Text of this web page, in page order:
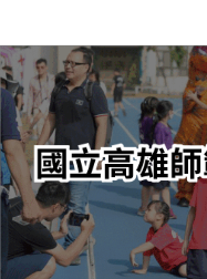
轉
至
主
內
容